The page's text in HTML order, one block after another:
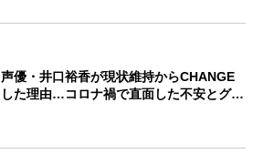
声優・井口裕香が現状維持からCHANGE
した理由…コロナ禍で直面した不安とグ…